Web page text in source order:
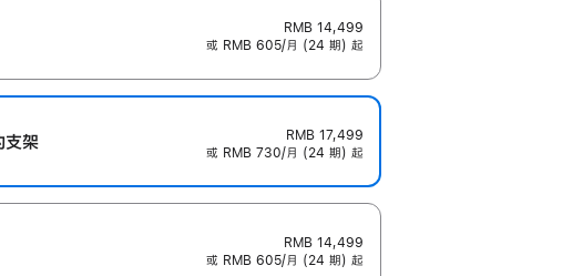
RMB 14,499
或 RMB 605/月 (24 期) 起
支‍架
RMB 17,499
或 RMB 730/月 (24 期) 起
RMB 14,499
或 RMB 605/月 (24 期) 起